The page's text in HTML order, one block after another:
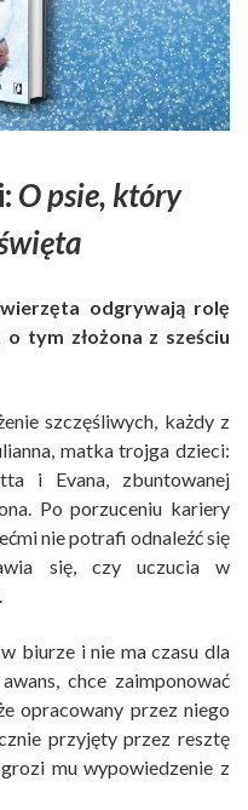
O psie, który
odgrywają rolę
tym złożona z sześciu
szczęśliwych, każdy z
matka trojga dzieci:
i Evana, zbuntowanej
Po porzuceniu kariery
nie potrafi odnaleźć się
się, czy uczucia w
biurze i nie ma czasu dla
chce zaimponować
opracowany przez niego
przyjęty przez resztę
mu wypowiedzenie z